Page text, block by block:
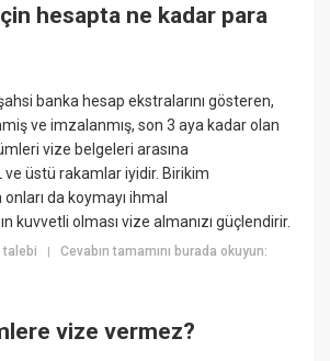
hesapta ne kadar para
banka hesap ekstralarını gösteren,
ve imzalanmış, son 3 aya kadar olan
vize belgeleri arasına
ve üstü rakamlar iyidir. Birikim
onları da koymayı ihmal
kuvvetli olması vize almanızı güçlendirir.
talebi |Cevabın tamamını burada okuyun:
vize vermez?